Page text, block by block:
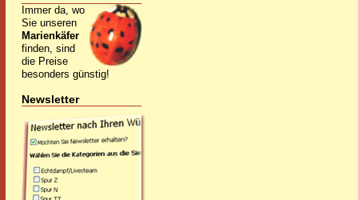
Immer da, wo
Sie unseren
Marienkäfer
finden, sind
die Preise
besonders günstig!
Newsletter